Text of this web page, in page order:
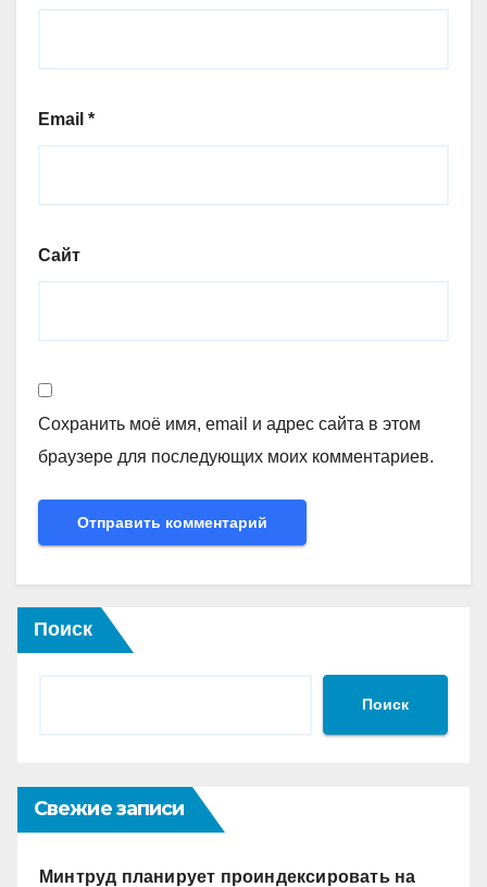
Email *
Сайт
Сохранить моё имя, email и адрес сайта в этом
браузере для последующих моих комментариев.
Поиск
Поиск
Свежие записи
Минтруд планирует проиндексировать на